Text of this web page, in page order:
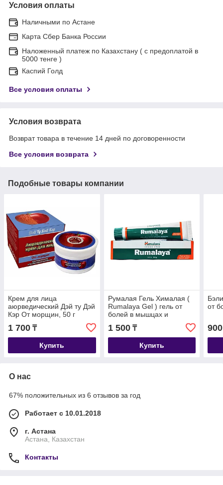
Условия оплаты
Наличными по Астане
Карта Сбер Банка России
Наложенный платеж по Казахстану ( с предоплатой в
5000 тенге )
Каспий Голд
Все условия оплаты
Условия возврата
Возврат товара в течение 14 дней по договоренности
Все условия возврата
Подобные товары компании
Крем для лица
аюрведический Дэй ту Дэй
Кэр От морщин, 50 г
1 700 ₸
Купить
Румалая Гель Хималая (
Rumalaya Gel ) гель от
болей в мышцах и
суставов 30 мл
1 500₸
Купить
от
900
О нас
67% положительных из 6 отзывов за год
Работает с 10.01.2018
г. Астана
Астана, Казахстан
Контакты